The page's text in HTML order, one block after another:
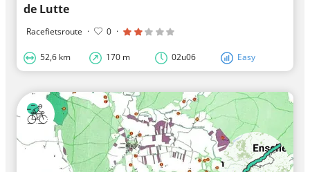
de Lutte
Racefietsroute · 0 ·
52,6 km 170 m 02u06 Easy